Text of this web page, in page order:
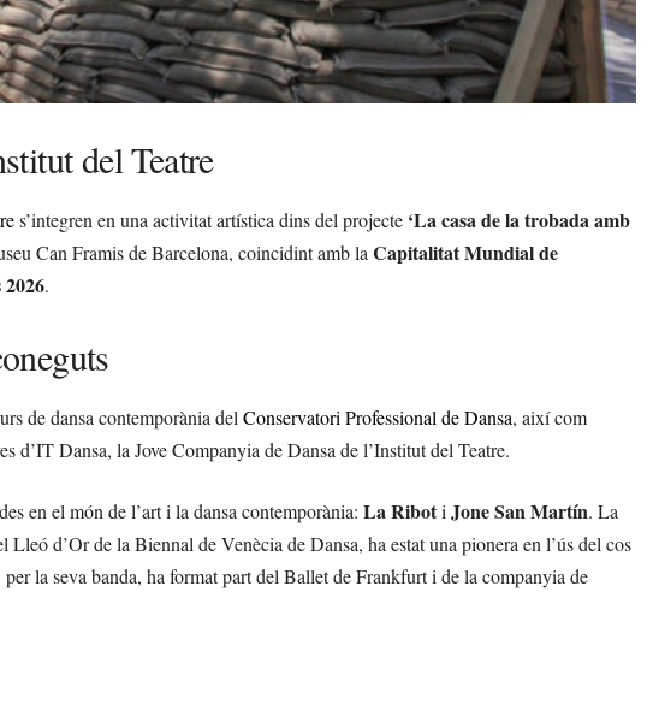
del Teatre
s’integren en una activitat artística dins del projecte ‘La casa de la trobada amb
Can Framis de Barcelona, coincidint amb laCapitalitat Mundial de
.
de dansa contemporània delConservatori Professional de Dansa, així com
d’IT Dansa, la Jove Companyia de Dansa de l’Institut del Teatre.
en el món de l’art i la dansa contemporània: La RibotiJone San Martín. La
d’Or de la Biennal de Venècia de Dansa, ha estat una pionera en l’ús del cos
la seva banda, ha format part del Ballet de Frankfurt i de la companyia de